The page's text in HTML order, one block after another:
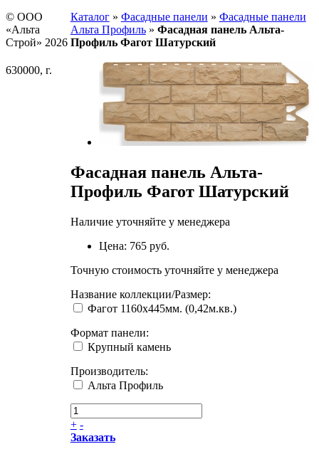
Каталог» Фасадные панели » Фасадные панели
Альта Профиль» Фасадная панель Альта-
Профиль Фагот Шатурский
Фасадная панель Альта-
Профиль Фагот Шатурский
Наличие уточняйте у менеджера
Цена: 765 руб.
Точную стоимость уточняйте у менеджера
Название коллекции/Размер:
Фагот 1160х445мм. (0,42м.кв.)
Формат панели:
Крупный камень
Производитель:
Альта Профиль
+ -
Заказать
© ООО
«Альта
Строй» 2026
630000, г.